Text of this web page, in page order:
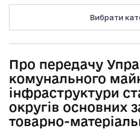
Вибрати
Про передачу
комунального
інфраструктури
округів основних
товарно-